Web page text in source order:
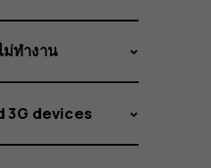
ม่ทำงาน
3G devices